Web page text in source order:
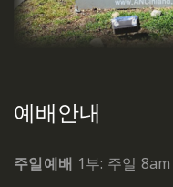
예배안내
주일예배 1부: 주일 8am